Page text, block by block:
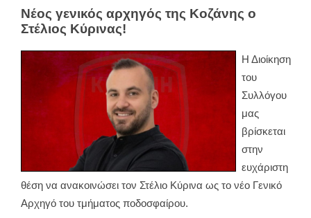
Νέος γενικός αρχηγός της Κοζάνης ο
Στέλιος Κύρινας!
Η Διοίκηση
του
Συλλόγου
μας
βρίσκεται
στην
ευχάριστη
θέση να ανακοινώσει τον Στέλιο Κύρινα ως το νέο Γενικό
Αρχηγό του τμήματος ποδοσφαίρου.